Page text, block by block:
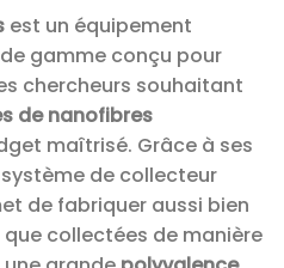
est un équipement
gamme conçu pour
chercheurs souhaitant
de nanofibres
maîtrisé. Grâce à ses
de collecteur
de fabriquer aussi bien
collectées de manière